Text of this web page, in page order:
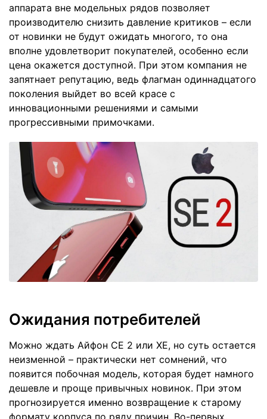
аппарата вне модельных рядов позволяет
производителю снизить давление критиков – если
от новинки не будут ожидать многого, то она
вполне удовлетворит покупателей, особенно если
цена окажется доступной. При этом компания не
запятнает репутацию, ведь флагман одиннадцатого
поколения выйдет во всей красе с
инновационными решениями и самыми
прогрессивными примочками.
Ожидания потребителей
Можно ждать Айфон СЕ 2 или ХЕ, но суть остается
неизменной – практически нет сомнений, что
появится побочная модель, которая будет намного
дешевле и проще привычных новинок. При этом
прогнозируется именно возвращение к старому
формату корпуса по ряду причин. Во-первых,